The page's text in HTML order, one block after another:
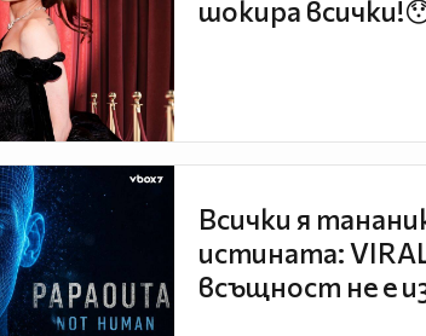
шокира
Всички я
истината:
всъщност не е